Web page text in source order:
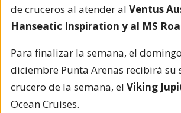
de cruceros al atender al Ventus
Hanseatic Inspiration y al MS
Para finalizar la semana, el
diciembre Punta Arenas recibirá su
crucero de la semana, el Viking
Ocean Cruises.